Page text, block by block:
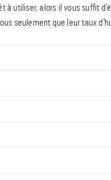
à utiliser, alors il vous suffit
seulement que leur taux